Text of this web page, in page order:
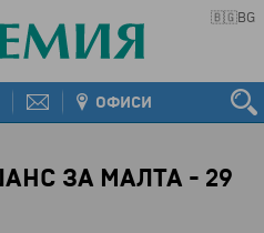
🇧🇬BG
ОФИСИ
ЗА МАЛТА - 29